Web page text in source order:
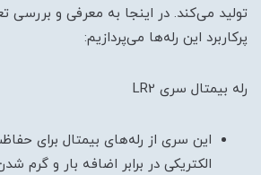
تولید می‌کند. در اینجا به معرفی و بررسی
پرکاربرد این رله‌ها می‌پردازیم:
رله بیمتال سری LR2
این سری از رله‌های بیمتال برای
الکتریکی در برابر اضافه بار و گرم